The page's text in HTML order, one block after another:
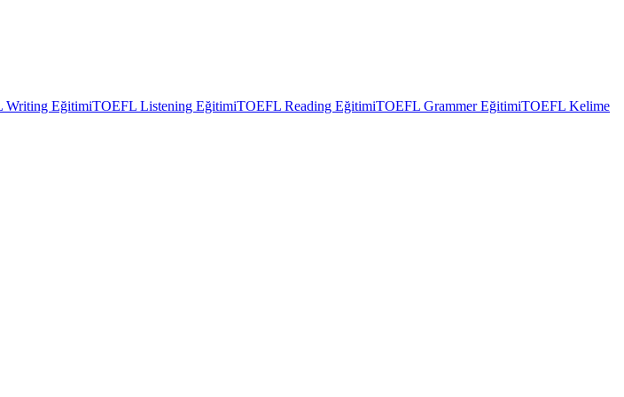
Writing EğitimiTOEFL Listening EğitimiTOEFL Reading EğitimiTOEFL Grammer EğitimiTOEFL Kelime